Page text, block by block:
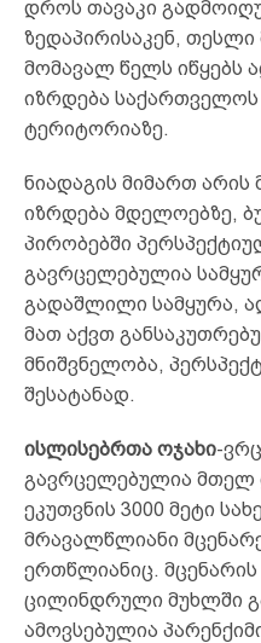
დროს თავაკი
ზედაპირისაკენ, თესლი
მომავალ წელს იწყებს
იზრდება
ტერიტორიაზე.
ნიადაგის მიმართ
იზრდება მდელოებზე,
პირობებში
გავრცელებულია
გადაშლილი სამყურა,
მათ აქვთ
მნიშვნელობა,
შესატანად.
ისლისებრთა ოჯახი-
გავრცელებულია მთელ
ეკუთვნის 3000 მეტი
მრავალწლიანი
ერთწლიანიც. მცენარის
ცილინდრული მუხლში
ამოვსებულია